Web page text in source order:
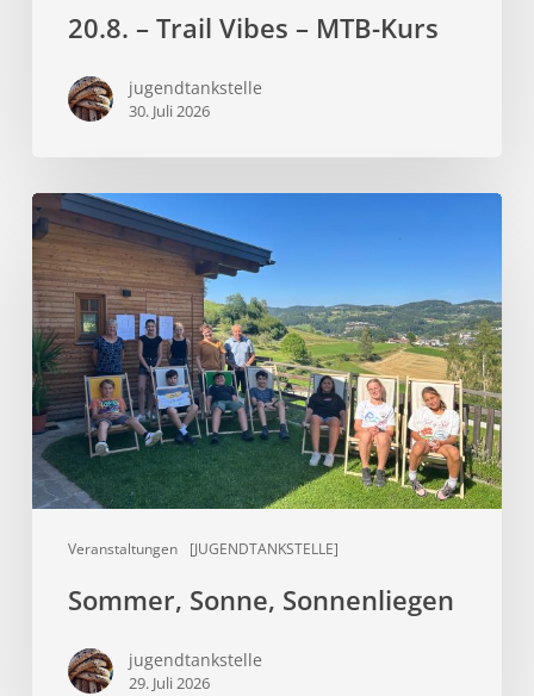
20.8. – Trail Vibes – MTB-Kurs
jugendtankstelle
30. Juli 2026
Veranstaltungen [JUGENDTANKSTELLE]
Sommer,
Sonne,
Sonnenliegen
Sommer, Sonne, Sonnenliegen
jugendtankstelle
29. Juli 2026